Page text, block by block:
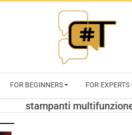
RIVISTA
FOR BEGINNERS FOR EXPERTS
stampanti